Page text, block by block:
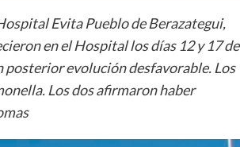
Evita Pueblo de Berazategui,
en el Hospital los días 12 y 17 de
posterior evolución desfavorable. Los
Los dos afirmaron haber